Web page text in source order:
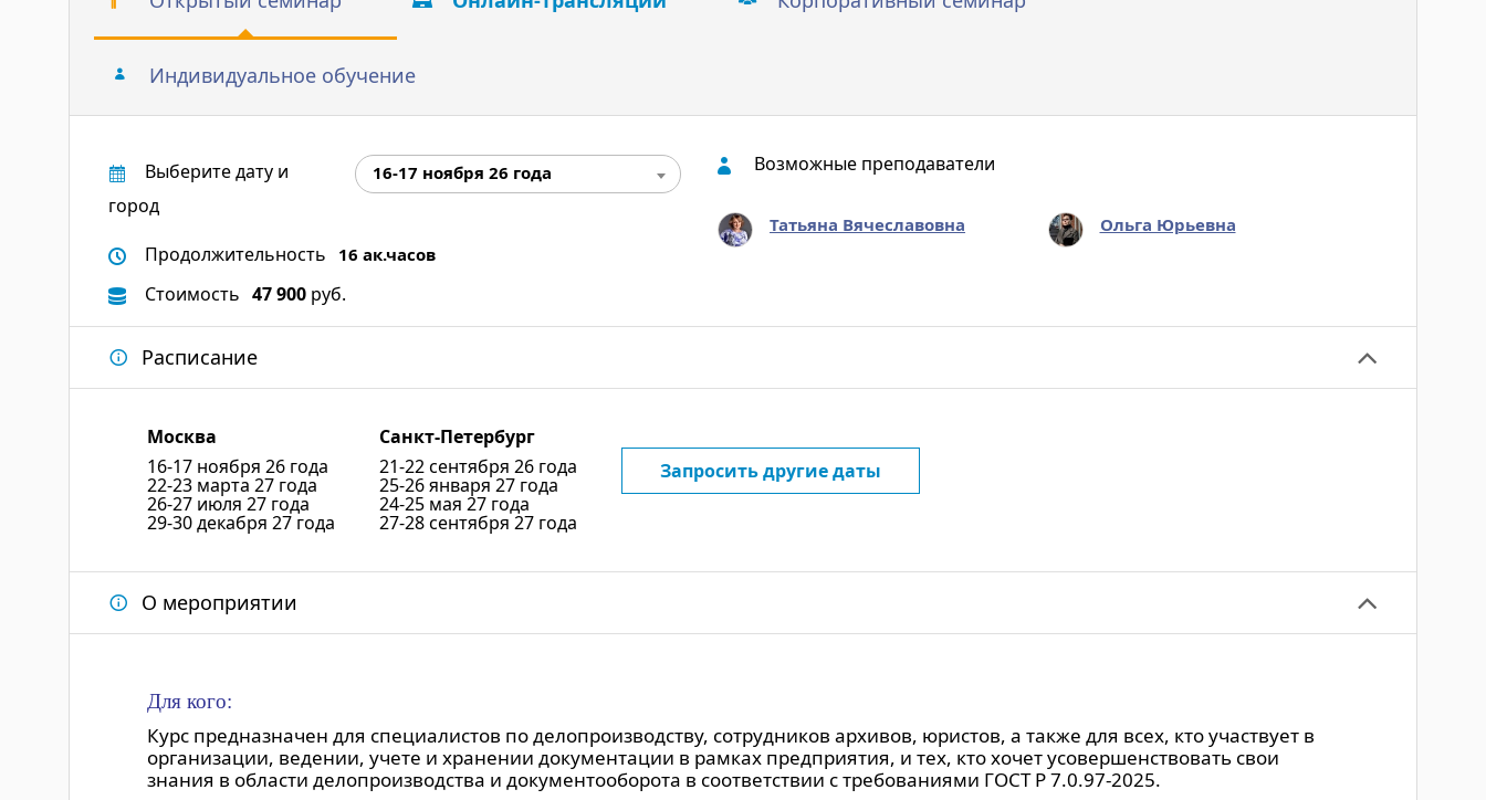
Индивидуальное обучение
Выберите дату и
город
16-17 ноября 26 года
Продолжительность 16 ак.часов
Стоимость 47 900 руб.
Возможные преподаватели
Татьяна Вячеславовна Ольга Юрьевна
Расписание
Москва
16-17 ноября 26 года
22-23 марта 27 года
26-27 июля 27 года
29-30 декабря 27 года
Санкт-Петербург
21-22 сентября 26 года
25-26 января 27 года
24-25 мая 27 года
27-28 сентября 27 года
Запросить другие даты
О мероприятии
Для кого:
Курс предназначен для специалистов по делопроизводству, сотрудников архивов, юристов, а также для всех, кто участвует в
организации, ведении, учете и хранении документации в рамках предприятия, и тех, кто хочет усовершенствовать свои
знания в области делопроизводства и документооборота в соответствии с требованиями ГОСТ Р 7.0.97-2025.